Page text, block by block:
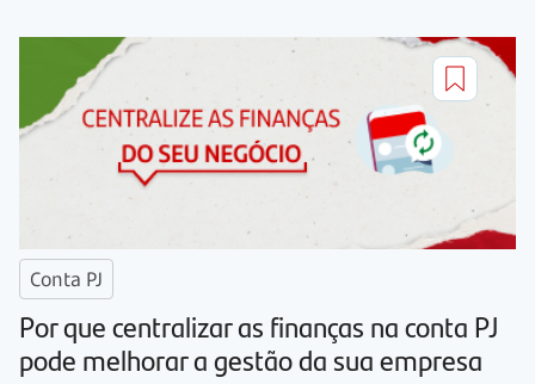
Conta PJ
Por que centralizar as finanças na conta PJ
pode melhorar a gestão da sua empresa